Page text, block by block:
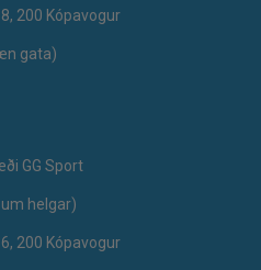
200 Kópavogur
gata)
GG Sport
helgar)
200 Kópavogur